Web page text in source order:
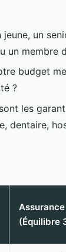
jeune, un
un membre
budget
?
les
dentaire,
(Équilibre